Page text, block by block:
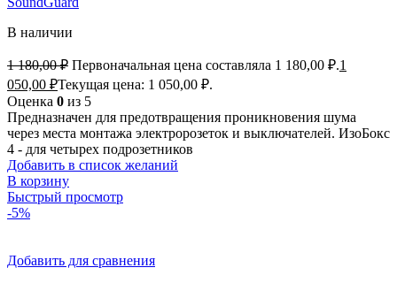
В наличии
1 180,00₽ Первоначальная цена составляла 1 180,00 ₽.1
050,00 ₽Текущая цена: 1 050,00 ₽.
Оценка 0 из 5
Предназначен для предотвращения проникновения шума
через места монтажа электророзеток и выключателей. ИзоБокс
4 - для четырех подрозетников
Добавить в список желаний
В корзину
Быстрый просмотр
-5%
Добавить для сравнения